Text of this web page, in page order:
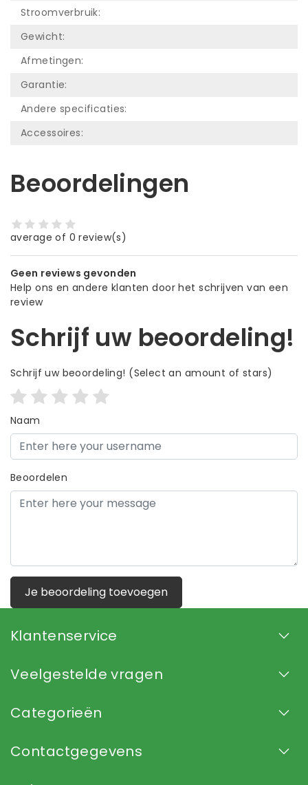
Stroomverbruik:
Gewicht:
Afmetingen:
Garantie:
Andere specificaties:
Accessoires:
Beoordelingen
average of 0 review(s)
Geen reviews gevonden
Help ons en andere klanten door het schrijven van een
review
Schrijf uw beoordeling!
Schrijf uw beoordeling! (Select an amount of stars)
Naam
Beoordelen
Je beoordeling toevoegen
Klantenservice
Veelgestelde vragen
Categorieën
Contactgegevens